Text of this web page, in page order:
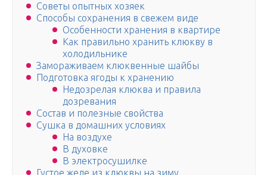
Советы опытных хозяек
Способы сохранения в свежем виде
Особенности хранения в квартире
Как правильно хранить клюкву в
холодильнике
Замораживаем клюквенные шайбы
Подготовка ягоды к хранению
Недозрелая клюква и правила
дозревания
Состав и полезные свойства
Сушка в домашних условиях
На воздухе
В духовке
В электросушилке
Густое желе из клюквы на зиму